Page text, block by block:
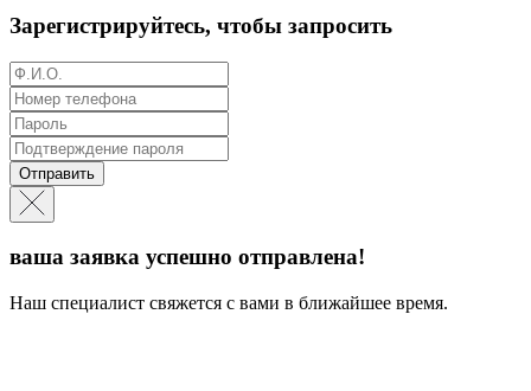
Зарегистрируйтесь, чтобы запросить
Отправить
ваша заявка успешно отправлена!
Наш специалист свяжется с вами в ближайшее время.